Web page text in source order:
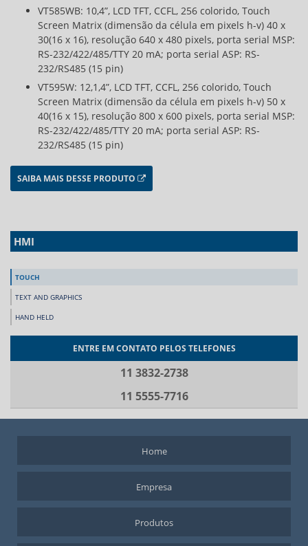
VT585WB: 10,4”, LCD TFT, CCFL, 256 colorido, Touch
Screen Matrix (dimensão da célula em pixels h-v) 40 x
30(16 x 16), resolução 640 x 480 pixels, porta serial MSP:
RS-232/422/485/TTY 20 mA; porta serial ASP: RS-
232/RS485 (15 pin)
VT595W: 12,1,4”, LCD TFT, CCFL, 256 colorido, Touch
Screen Matrix (dimensão da célula em pixels h-v) 50 x
40(16 x 15), resolução 800 x 600 pixels, porta serial MSP:
RS-232/422/485/TTY 20 mA; porta serial ASP: RS-
232/RS485 (15 pin)
SAIBA MAIS DESSE PRODUTO
HMI
TOUCH
TEXT AND GRAPHICS
HAND HELD
ENTRE EM CONTATO PELOS TELEFONES
11 3832-2738
11 5555-7716
Home
Empresa
Produtos